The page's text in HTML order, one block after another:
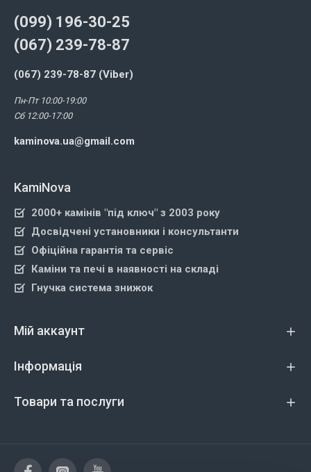
(099) 196-30-25
(067) 239-78-87
(067) 239-78-87 (Viber)
Пн-Пт 10:00-19:00
Сб 12:00-17:00
kaminova.ua@gmail.com
KamiNova
2000+ камінів "під ключ" з 2003 року
Досвідчені установники і консультанти
Офіційна гарантія та сервіс
Каміни та печі в наявності на складі
Гнучка система знижок
Мій аккаунт
Інформація
Товари та послуги